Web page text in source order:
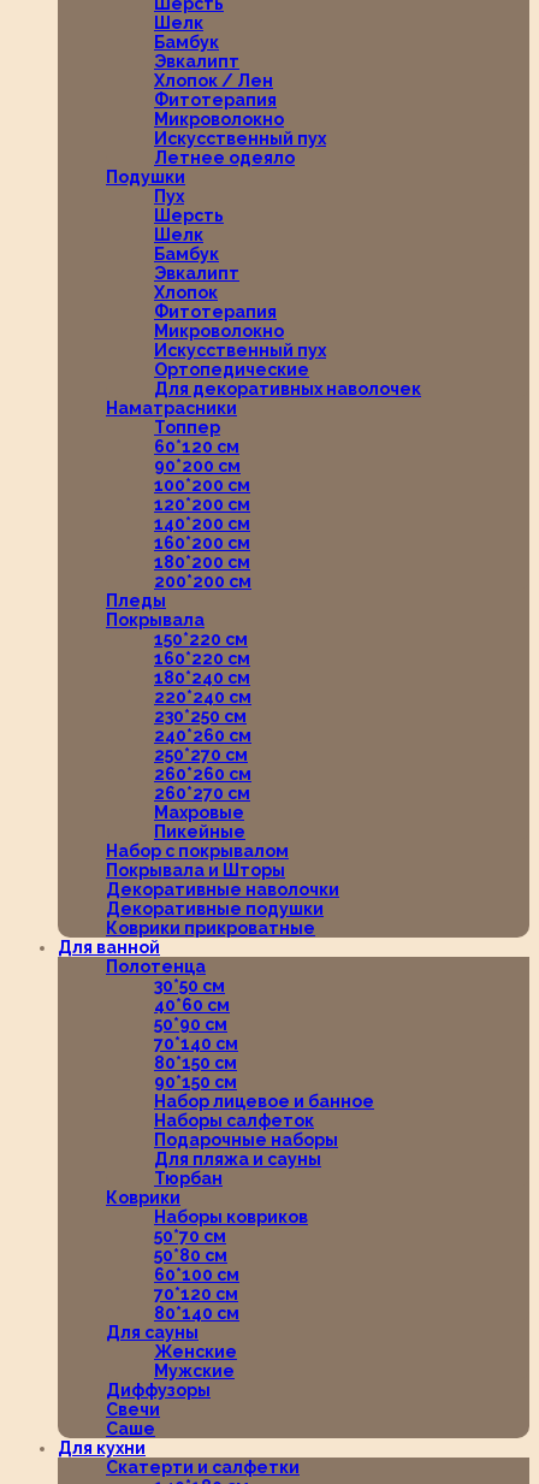
Шелк
Бамбук
Эвкалипт
Хлопок / Лен
Фитотерапия
Микроволокно
Искусственный пух
Летнее одеяло
Подушки
Пух
Шерсть
Шелк
Бамбук
Эвкалипт
Хлопок
Фитотерапия
Микроволокно
Искусственный пух
Ортопедические
Для декоративных наволочек
Наматрасники
Топпер
60*120 см
90*200 см
100*200 см
120*200 см
140*200 см
160*200 см
180*200 см
200*200 см
Пледы
Покрывала
150*220 см
160*220 см
180*240 см
220*240 см
230*250 см
240*260 см
250*270 см
260*260 см
260*270 см
Махровые
Пикейные
Набор с покрывалом
Покрывала и Шторы
Декоративные наволочки
Декоративные подушки
Коврики прикроватные
Для ванной
Полотенца
30*50 см
40*60 см
50*90 см
70*140 см
80*150 см
90*150 см
Набор лицевое и банное
Наборы салфеток
Подарочные наборы
Для пляжа и сауны
Тюрбан
Коврики
Наборы ковриков
50*70 см
50*80 см
60*100 см
70*120 см
80*140 см
Для сауны
Женские
Мужские
Диффузоры
Свечи
Саше
Для кухни
Скатерти и салфетки